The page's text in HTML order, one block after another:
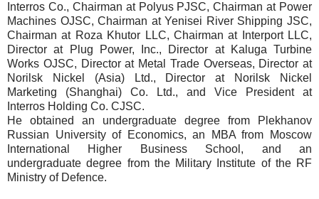
Interros Co., Chairman at Polyus PJSC, Chairman at Power
Machines OJSC, Chairman at Yenisei River Shipping JSC,
Chairman at Roza Khutor LLC, Chairman at Interport LLC,
Director at Plug Power, Inc., Director at Kaluga Turbine
Works OJSC, Director at Metal Trade Overseas, Director at
Norilsk Nickel (Asia) Ltd., Director at Norilsk Nickel
Marketing (Shanghai) Co. Ltd., and Vice President at
Interros Holding Co. CJSC.
He obtained an undergraduate degree from Plekhanov
Russian University of Economics, an MBA from Moscow
International Higher Business School, and an
undergraduate degree from the Military Institute of the RF
Ministry of Defence.